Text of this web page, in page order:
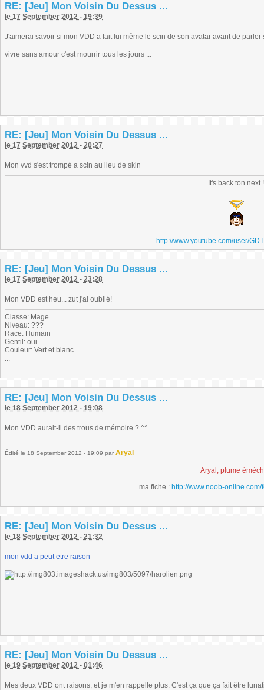
RE: [Jeu] Mon Voisin Du Dessus ...
le 17 September 2012 - 19:39
J'aimerai savoir si mon VDD a fait lui même le scin de son avatar avant de
vivre sans amour c'est mourrir tous les jours ...
RE: [Jeu] Mon Voisin Du Dessus ...
le 17 September 2012 - 20:27
Mon vvd s'est trompé a scin au lieu de skin
It's back ton next !
http://www.youtube.com/user/
RE: [Jeu] Mon Voisin Du Dessus ...
le 17 September 2012 - 23:28
Mon VDD est heu... zut j'ai oublié!
Classe: Mage
Niveau: ???
Race: Humain
Gentil: oui
Couleur: Vert et blanc
...
RE: [Jeu] Mon Voisin Du Dessus ...
le 18 September 2012 - 19:08
Mon VDD aurait-il des trous de mémoire ? ^^
Édité le 18 September 2012 - 19:09 par Aryal
Aryal, plume
ma fiche : http://www.noob-
RE: [Jeu] Mon Voisin Du Dessus ...
le 18 September 2012 - 21:32
mon vdd a peut etre raison
RE: [Jeu] Mon Voisin Du Dessus ...
le 19 September 2012 - 01:46
Mes deux VDD ont raisons, et je m'en rappelle plus. C'est ça que ça fait être